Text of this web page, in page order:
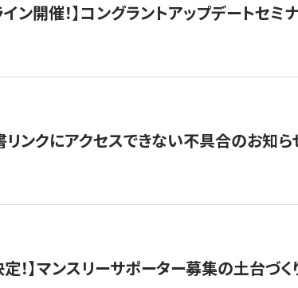
イン開催！】コングラントアップデートセ
ンクにアクセスできない不具合のお知ら
！】マンスリーサポーター募集の土台づ